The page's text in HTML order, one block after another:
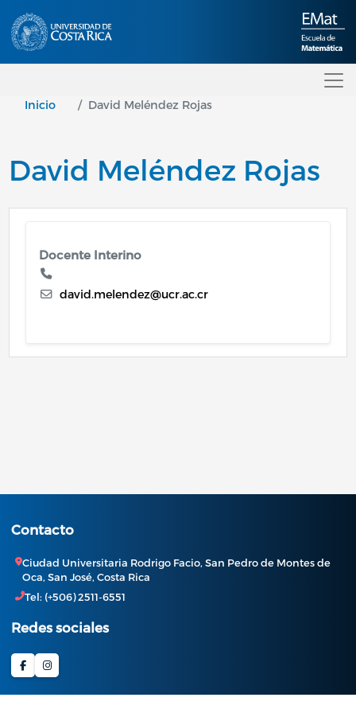
Inicio David Meléndez Rojas
David Meléndez Rojas
Docente Interino
david.melendez@ucr.ac.cr
Contacto
Ciudad Universitaria Rodrigo Facio, San Pedro de Montes de
Oca, San José, Costa Rica
Tel: (+506) 2511-6551
Redes sociales